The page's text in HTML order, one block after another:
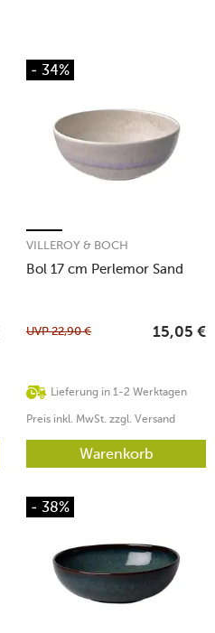
- 34%
Bol 17 cm Perlemor Sand
VILLEROY & BOCH
Lieferung in 1-2 Werktagen
UVP22,90 € 15,05 €
Preis inkl. MwSt. zzgl. Versand
Warenkorb
- 38%